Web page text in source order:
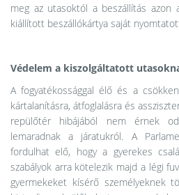
meg az utasoktól a beszállítás azon
kiállított beszállókártya saját
Védelem a kiszolgáltatott
A fogyatékossággal élő és a
kártalanításra, átfoglalásra és
repülőtér hibájából nem érnek
lemaradnak a járatukról. A
fordulhat elő, hogy a gyerekes
szabályok arra kötelezik majd a légi
gyermekeket kísérő személyeknek